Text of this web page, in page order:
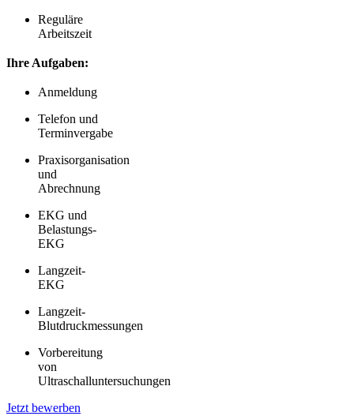
Reguläre
Arbeitszeit
Ihre Aufgaben:
Anmeldung
Telefon und
Terminvergabe
Praxisorganisation
und
Abrechnung
EKG und
Belastungs-
EKG
Langzeit-
EKG
Langzeit-
Blutdruckmessungen
Vorbereitung
von
Ultraschalluntersuchungen
Jetzt bewerben